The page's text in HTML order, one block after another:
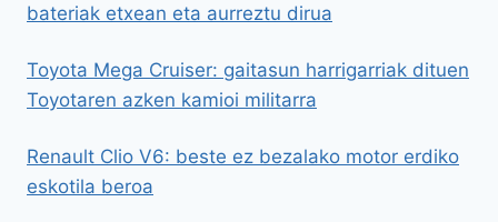
bateriak etxean eta aurreztu dirua
Toyota Mega Cruiser: gaitasun harrigarriak dituen
Toyotaren azken kamioi militarra
Renault Clio V6: beste ez bezalako motor erdiko
eskotila beroa